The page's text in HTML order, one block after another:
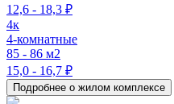
12,6 - 18,3 ₽
4к
4-комнатные
85 - 86 м2
15,0 - 16,7 ₽
Подробнее о жилом комплексе